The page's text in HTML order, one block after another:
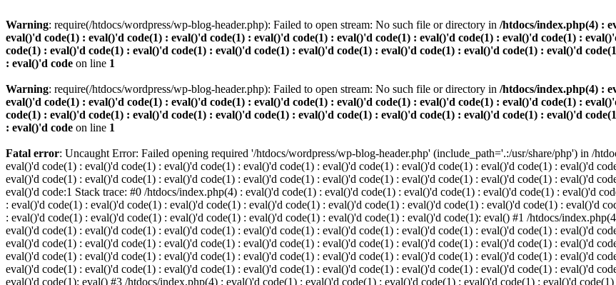
Warning: require(/htdocs/wordpress/wp-blog-header.php): Failed to open stream: No such file or directory in /htdocs/index.php(4) :
eval()'d code(1) : eval()'d code(1) : eval()'d code(1) : eval()'d code(1) : eval()'d code(1) : eval()'d code(1) : eval()'d code(1) :
code(1) : eval()'d code(1) : eval()'d code(1) : eval()'d code(1) : eval()'d code(1) : eval()'d code(1) : eval()'d code(1) : eval()'d
: eval()'d code on line 1
Warning: require(/htdocs/wordpress/wp-blog-header.php): Failed to open stream: No such file or directory in /htdocs/index.php(4) :
eval()'d code(1) : eval()'d code(1) : eval()'d code(1) : eval()'d code(1) : eval()'d code(1) : eval()'d code(1) : eval()'d code(1) :
code(1) : eval()'d code(1) : eval()'d code(1) : eval()'d code(1) : eval()'d code(1) : eval()'d code(1) : eval()'d code(1) : eval()'d
: eval()'d code on line 1
Fatal error: Uncaught Error: Failed opening required '/htdocs/wordpress/wp-blog-header.php' (include_path='.:/usr/share/php') in /
eval()'d code(1) : eval()'d code(1) : eval()'d code(1) : eval()'d code(1) : eval()'d code(1) : eval()'d code(1) : eval()'d code(1) : eval()'d
eval()'d code(1) : eval()'d code(1) : eval()'d code(1) : eval()'d code(1) : eval()'d code(1) : eval()'d code(1) : eval()'d code(1) : eval()'d
eval()'d code:1 Stack trace: #0 /htdocs/index.php(4) : eval()'d code(1) : eval()'d code(1) : eval()'d code(1) : eval()'d code(1) : eval()'d
: eval()'d code(1) : eval()'d code(1) : eval()'d code(1) : eval()'d code(1) : eval()'d code(1) : eval()'d code(1) : eval()'d code(1) : eval()'d
: eval()'d code(1) : eval()'d code(1) : eval()'d code(1) : eval()'d code(1) : eval()'d code(1) : eval()'d code(1): eval() #1 /htdocs/
eval()'d code(1) : eval()'d code(1) : eval()'d code(1) : eval()'d code(1) : eval()'d code(1) : eval()'d code(1) : eval()'d code(1) : eval()'d
eval()'d code(1) : eval()'d code(1) : eval()'d code(1) : eval()'d code(1) : eval()'d code(1) : eval()'d code(1) : eval()'d code(1) : eval()'d
eval()'d code(1) : eval()'d code(1) : eval()'d code(1) : eval()'d code(1) : eval()'d code(1) : eval()'d code(1) : eval()'d code(1) : eval()'d
eval()'d code(1) : eval()'d code(1) : eval()'d code(1) : eval()'d code(1) : eval()'d code(1) : eval()'d code(1) : eval()'d code(1) : eval()'d
eval()'d code(1): eval() #3 /htdocs/index.php(4) : eval()'d code(1) : eval()'d code(1) : eval()'d code(1) : eval()'d code(1) : eval()'d